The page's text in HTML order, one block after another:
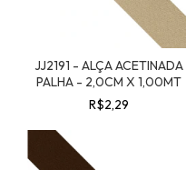
JJ2191 - ALÇA ACETINADA
PALHA - 2,0CM X 1,00MT
R$2,29